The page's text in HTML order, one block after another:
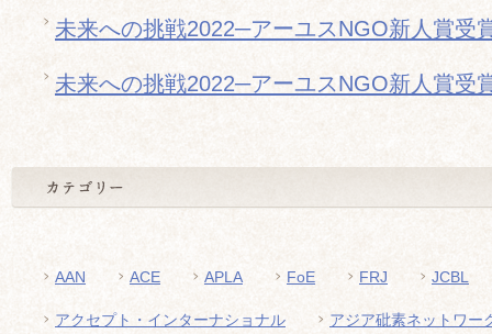
未来への挑戦2022─アーユスNGO新人賞受
未来への挑戦2022─アーユスNGO新人賞受
AAN ACE APLA FoE FRJ JCBL
アクセプト・インターナショナル アジア砒素ネットワー